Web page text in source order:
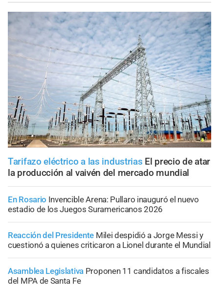
Tarifazo eléctrico a las industrias El precio de atar
la producción al vaivén del mercado mundial
En Rosario Invencible Arena: Pullaro inauguró el nuevo
estadio de los Juegos Suramericanos 2026
Reacción del Presidente Milei despidió a Jorge Messi y
cuestionó a quienes criticaron a Lionel durante el Mundial
Asamblea Legislativa Proponen 11 candidatos a fiscales
del MPA de Santa Fe